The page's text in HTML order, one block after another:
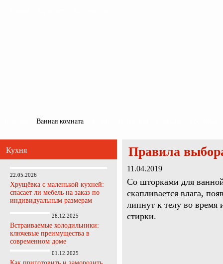
Ванная комната
Кухня
22.05.2026
Хрущёвка с маленькой кухней:
спасает ли мебель на заказ по
индивидуальным размерам
28.12.2025
Встраиваемые холодильники:
ключевые преимущества в
современном доме
01.12.2025
Правила
11.04.2019
Со шторками для
скапливается влага,
липнут к телу во время
стирки.